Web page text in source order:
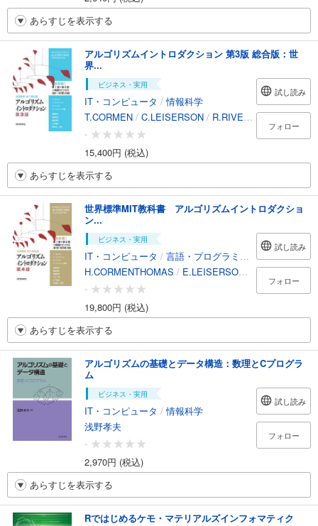
あらすじを表示する
アルゴリズムイントロダクション 第3版 総合版：世
界...
ビジネス・実用
IT・コンピュータ /情報科学
T.CORMEN / C.LEISERSON / R.RIVEST /C.STEIN/
-
15,400円 (税込)
試し読み
フォロー
あらすじを表示する
世界標準MIT教科書 アルゴリズムイントロダクショ
ン...
ビジネス・実用
IT・コンピュータ / 言語・プログラミング
H.CORMENTHOMAS / E.LEISERSONCHARLES /
-
19,800円 (税込)
試し読み
フォロー
あらすじを表示する
アルゴリズムの基礎とデータ構造：数理とCプログラ
ム
ビジネス・実用
IT・コンピュータ /情報科学
浅野孝夫
-
2,970円 (税込)
試し読み
フォロー
あらすじを表示する
Rではじめるケモ・マテリアルズインフォマティク